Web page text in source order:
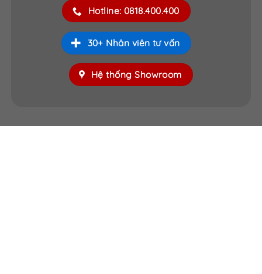
Hotline: 0818.400.400
30+ Nhân viên tư vấn
Hệ thống Showroom